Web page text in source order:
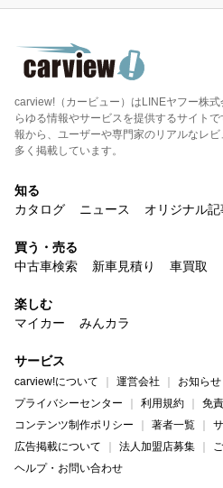
carview!（カービュー）はLINEヤフー株
らゆる情報やサービスを提供するサイト
報から、ユーザーや専門家のリアルなレ
多く掲載しています。
知る
カタログ
ニュース オリジナル記
買う・売る
中古車検索
新車見積り 車買取
楽しむ
マイカー
みんカラ
サービス
carview!について 運営会社 お知らせ
プライバシーセンター
利用規約
免
コンテンツ制作ポリシー
著者一覧
広告掲載について
法人加盟店募集
ヘルプ・お問い合わせ